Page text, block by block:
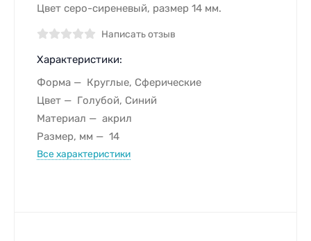
Цвет серо-сиреневый, размер 14 мм.
Написать отзыв
Характеристики:
Форма
Круглые, Сферические
Цвет
Голубой, Синий
Материал
акрил
Размер, мм
14
Все характеристики